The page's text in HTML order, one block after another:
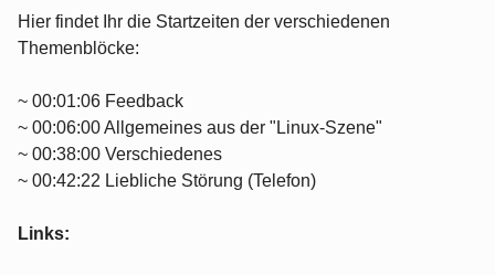
Hier findet Ihr die Startzeiten der verschiedenen
Themenblöcke:
~ 00:01:06 Feedback
~ 00:06:00 Allgemeines aus der "Linux-Szene"
~ 00:38:00 Verschiedenes
~ 00:42:22 Liebliche Störung (Telefon)
Links: